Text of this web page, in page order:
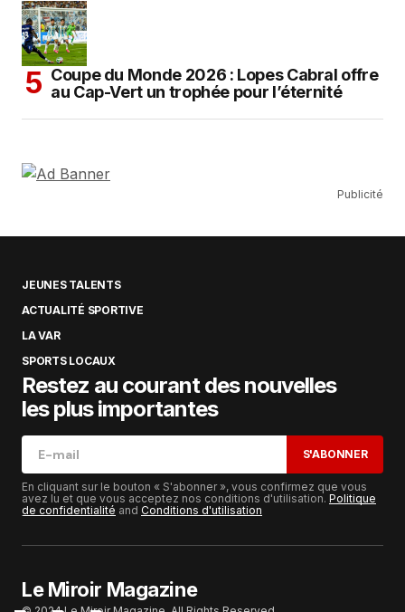
Coupe du Monde 2026 : Lopes Cabral offre
au Cap-Vert un trophée pour l’éternité
Publicité
JEUNES TALENTS
ACTUALITÉ SPORTIVE
LA VAR
SPORTS LOCAUX
Restez au courant des nouvelles
les plus importantes
S'ABONNER
En cliquant sur le bouton « S'abonner », vous confirmez que vous
avez lu et que vous acceptez nos conditions d'utilisation. Politique
de confidentialité and Conditions d'utilisation
Le Miroir Magazine